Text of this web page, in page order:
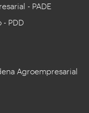
- PADE
PDD
Agroempresarial